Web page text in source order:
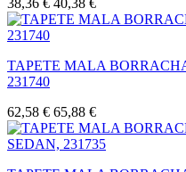
38,36 € 40,38 €
TAPETE MALA
231740
62,58 € 65,88 €